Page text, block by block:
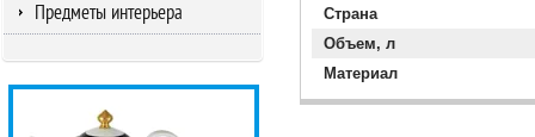
Страна
Объем, л
Материал
Предметы интерьера